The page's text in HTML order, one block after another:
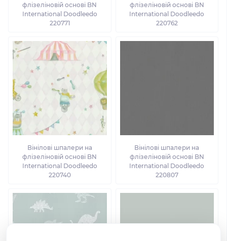
флізеліновій основі BN
International Doodleedo
220771
флізеліновій основі BN
International Doodleedo
220762
Вінілові шпалери на
флізеліновій основі BN
International Doodleedo
220740
Вінілові шпалери на
флізеліновій основі BN
International Doodleedo
220807